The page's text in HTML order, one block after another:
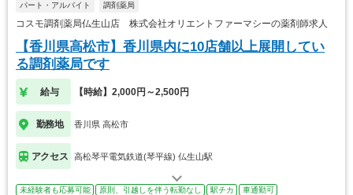
パート・アルバイト 調剤薬局
コスモ調剤薬局仏生山店 株式会社オリエントファーマシーの薬剤師求人
【香川県高松市】香川県内に10店舗以上展開してい
る調剤薬局です
給与 【時給】2,000円～2,500円
勤務地 香川県 高松市
アクセス 高松琴平電気鉄道(琴平線) 仏生山駅
未経験者も応募可能 原則、引越しを伴う転勤なし 駅チカ
車通勤可